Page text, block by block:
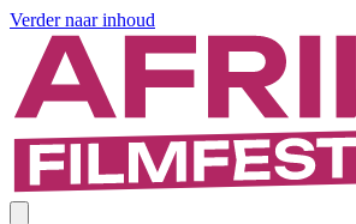
Verder naar inhoud